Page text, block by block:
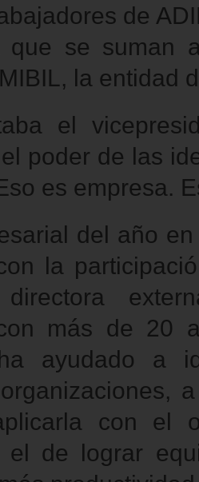
de
que se suman
la entidad
el
poder de las
es empresa.
del año
la
más de 20
ayudado a
con el
de lograr